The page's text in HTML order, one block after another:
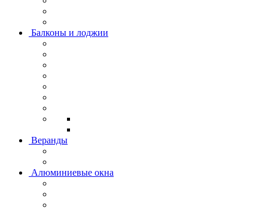
Балконы и лоджии
Веранды
Алюминиевые окна